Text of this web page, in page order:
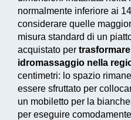
normalmente inferiore ai
considerare quelle
misura standard di un
acquistato per
idromassaggio nella
centimetri: lo spazio
essere sfruttato per
un mobiletto per la
per eseguire